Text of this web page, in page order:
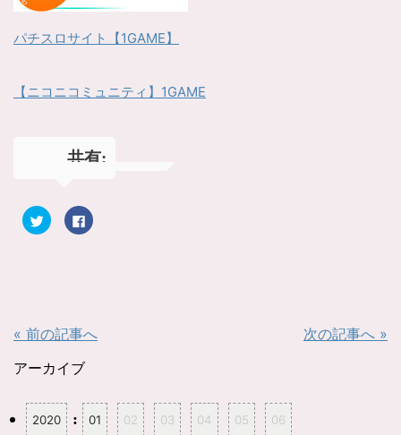
パチスロサイト【1GAME】
【ニコニコミュニティ】1GAME
共有:
ク
リ
e
共
有
新
い
F
a
す
ッ
し
« 前の記事へ 次の記事へ »
アーカイブ
2020 : 01 02 03 04 05 06